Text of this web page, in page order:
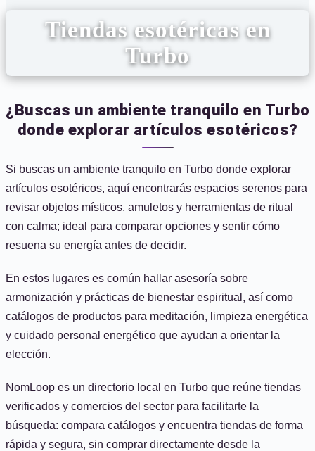
Tiendas esotéricas en
Turbo
¿Buscas un ambiente tranquilo en Turbo
donde explorar artículos esotéricos?
Si buscas un ambiente tranquilo en Turbo donde explorar
artículos esotéricos, aquí encontrarás espacios serenos para
revisar objetos místicos, amuletos y herramientas de ritual
con calma; ideal para comparar opciones y sentir cómo
resuena su energía antes de decidir.
En estos lugares es común hallar asesoría sobre
armonización y prácticas de bienestar espiritual, así como
catálogos de productos para meditación, limpieza energética
y cuidado personal energético que ayudan a orientar la
elección.
NomLoop es un directorio local en Turbo que reúne tiendas
verificados y comercios del sector para facilitarte la
búsqueda: compara catálogos y encuentra tiendas de forma
rápida y segura, sin comprar directamente desde la